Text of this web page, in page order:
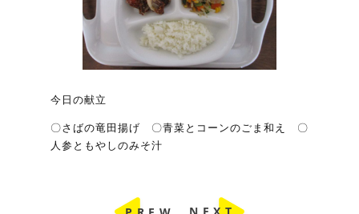
今日の献立
〇さばの竜田揚げ 〇青菜とコーンのごま和え 〇
人参ともやしのみそ汁